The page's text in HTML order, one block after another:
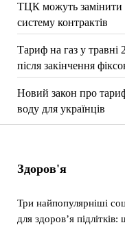
ТЦК можуть замінити
систему контрактів
Тариф на газ у травні
після закінчення
Новий закон про
воду для українців
Здоров'я
Три найпопулярніші
для здоров’я